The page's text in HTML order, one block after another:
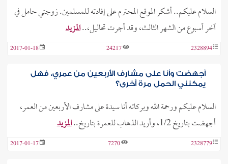
السلام عليكم.. أشكر الموقع المحترم على إفادته للمسلمين. زوجتي حامل في
آخر أسبوع من الشهر الثالث، وقد أجرت تحاليل،..المزيد
2328894
24217
2017-01-18
أجهضت وأنا على مشارف الأربعين من عمري، فهل
يمكنني الحمل مرة أخرى؟
السلام عليكم ورحمة الله وبركاته أنا سيدة على مشارف الأربعين من العمر،
أجهضت بتاريخ 1/2، وأريد الذهاب للعمرة بتاريخ..
المزيد
2328779
7270
2017-01-17